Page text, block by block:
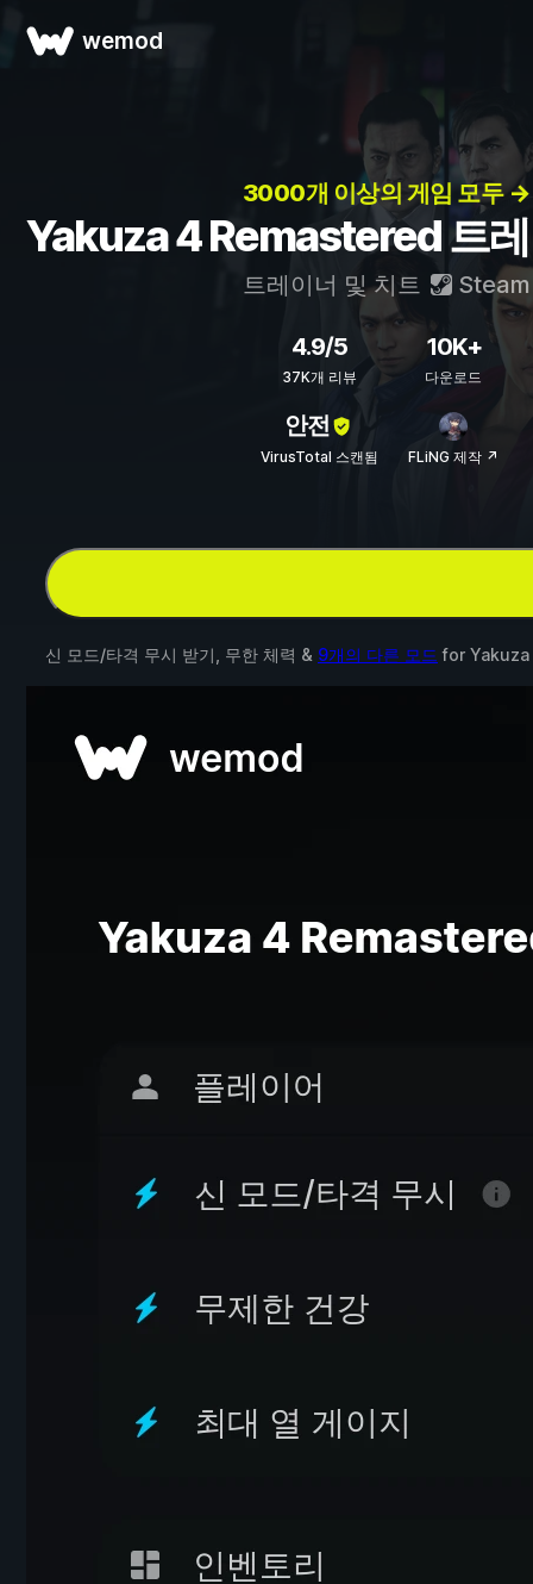
wemod
3000개 이상의 게임 모두 →
Yakuza 4 Remastered 트
트레이너 및 치트 Steam
4.9/5
37K개 리뷰
10K+
다운로드
안전
VirusTotal 스캔됨 FLiNG 제작 ↗
신 모드/타격 무시 받기, 무한 체력 & 9개의 다른 모드 for